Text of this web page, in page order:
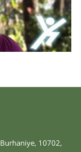
Burhaniye, 10702,